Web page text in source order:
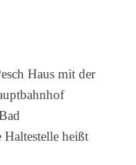
Haus mit der
heißt